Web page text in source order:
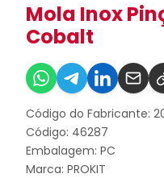
Mola Inox
Cobalt
Código do Fabricante:
Código: 46287
Embalagem: PC
Marca: PROKIT